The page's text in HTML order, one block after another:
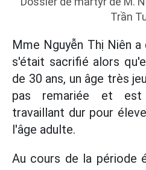
Trần
Mme Nguyễn Thị Niên
s'était sacrifié alors
de 30 ans, un âge très
pas remariée et est
travaillant dur pour
l'âge adulte.
Au cours de la période